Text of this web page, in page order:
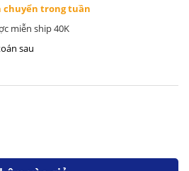
chuyển trong tuần
miễn ship 40K
sau